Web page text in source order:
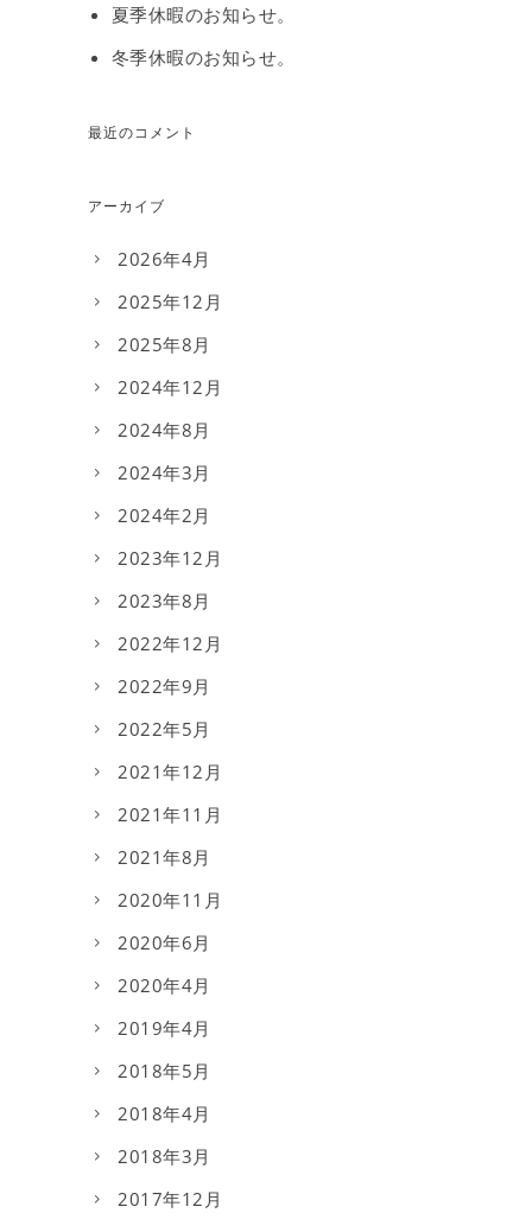
夏季休暇のお知らせ。
冬季休暇のお知らせ。
最近のコメント
アーカイブ
2026年4月
2025年12月
2025年8月
2024年12月
2024年8月
2024年3月
2024年2月
2023年12月
2023年8月
2022年12月
2022年9月
2022年5月
2021年12月
2021年11月
2021年8月
2020年11月
2020年6月
2020年4月
2019年4月
2018年5月
2018年4月
2018年3月
2017年12月